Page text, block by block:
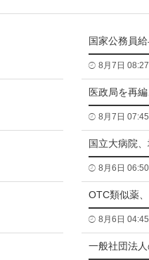
国家公務員
8月7日 08:27
医政局を再
8月7日 07:45
国立大病院
8月6日 06:50
OTC類似薬
8月6日 04:45
一般社団法